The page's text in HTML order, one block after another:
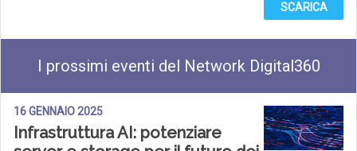
SCARICA
I prossimi eventi del Network Digital360
16 GENNAIO 2025
Infrastruttura AI: potenziare